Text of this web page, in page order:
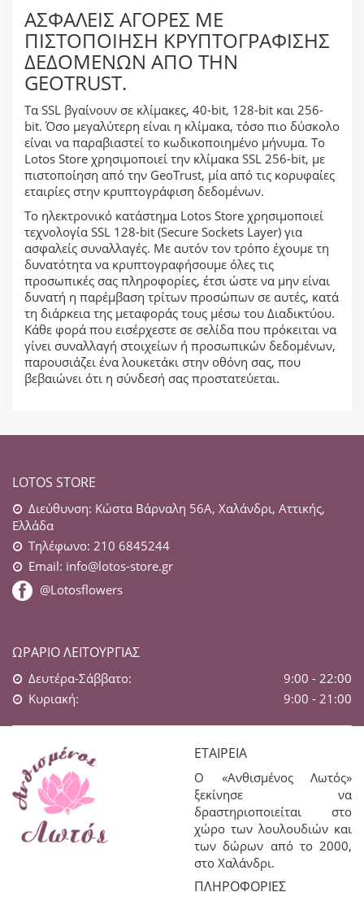
ΑΣΦΑΛΕΊΣ ΑΓΟΡΈΣ ΜΕ
ΠΙΣΤΟΠΟΊΗΣΗ ΚΡΥΠΤΟΓΡΆΦΙΣΗΣ
ΔΕΔΟΜΈΝΩΝ ΑΠΌ ΤΗΝ
GEOTRUST.
Τα SSL βγαίνουν σε κλίμακες, 40-bit, 128-bit και 256-
bit. Όσο μεγαλύτερη είναι η κλίμακα, τόσο πιο δύσκολο
είναι να παραβιαστεί το κωδικοποιημένο μήνυμα. Το
Lotos Store χρησιμοποιεί την κλίμακα SSL 256-bit, με
πιστοποίηση από την GeoTrust, μία από τις κορυφαίες
εταιρίες στην κρυπτογράφιση δεδομένων.
Το ηλεκτρονικό κατάστημα Lotos Store χρησιμοποιεί
τεχνολογία SSL 128-bit (Secure Sockets Layer) για
ασφαλείς συναλλαγές. Με αυτόν τον τρόπο έχουμε τη
δυνατότητα να κρυπτογραφήσουμε όλες τις
προσωπικές σας πληροφορίες, έτσι ώστε να μην είναι
δυνατή η παρέμβαση τρίτων προσώπων σε αυτές, κατά
τη διάρκεια της μεταφοράς τους μέσω του Διαδικτύου.
Kάθε φορά που εισέρχεστε σε σελίδα που πρόκειται να
γίνει συναλλαγή στοιχείων ή προσωπικών δεδομένων,
παρουσιάζει ένα λουκετάκι στην οθόνη σας, που
βεβαιώνει ότι η σύνδεσή σας προστατεύεται.
LOTOS STORE
Διεύθυνση: Κώστα Βάρναλη 56Α, Χαλάνδρι, Αττικής,
Ελλάδα
Τηλέφωνο: 210 6845244
Email: info@lotos-store.gr
@Lotosflowers
ΩΡΆΡΙΟ ΛΕΙΤΟΥΡΓΊΑΣ
Δευτέρα-Σάββατο:
9:00 - 22:00
Κυριακή:
9:00 - 21:00
ΕΤΑΙΡΕΊΑ
Ο «Ανθισμένος Λωτός»
ξεκίνησε να
δραστηριοποιείται στο
χώρο των λουλουδιών και
των δώρων από το 2000,
στο Χαλάνδρι.
ΠΛΗΡΟΦΟΡΊΕΣ